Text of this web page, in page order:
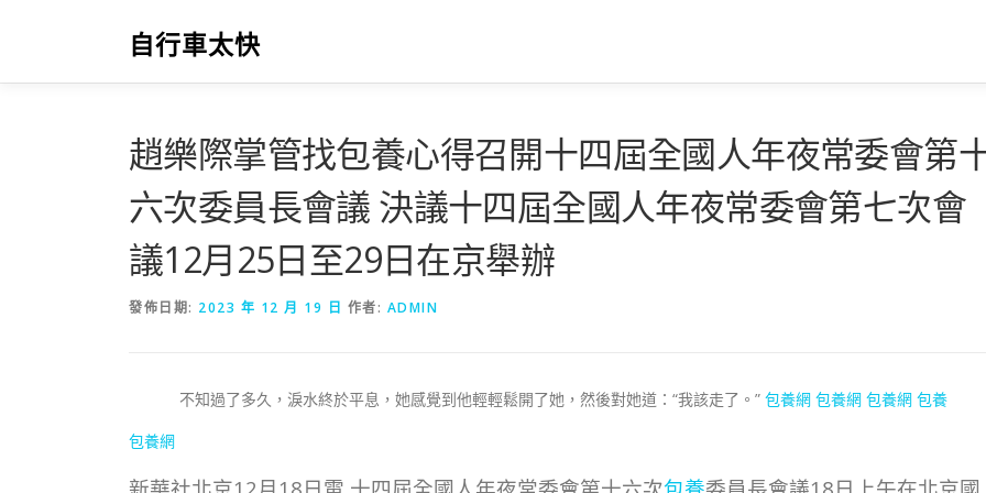
要
自行車太快
趙樂際掌管找包養心得召開十四屆全國人年夜常委會第
六次委員長會議 決議十四屆全國人年夜常委會第七次會
議12月25日至29日在京舉辦
發佈日期: 2023 年 12 月 19 日 作者: ADMIN
不知過了多久，淚水終於平息，她感覺到他輕輕鬆開了她，然後對她道：“我該走了。” 包養網 包養網 包養網 包養
包養網